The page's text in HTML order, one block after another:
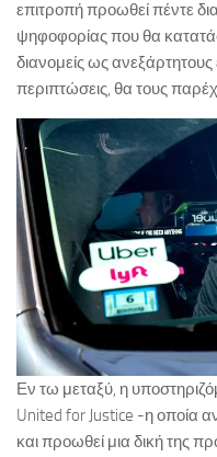
επιτροπή προωθεί πέντε
ψηφοφορίας που θα
διανομείς ως
περιπτώσεις, θα τους
Εν τω μεταξύ, η
United for Justice -η οποία
και προωθεί μια δική της